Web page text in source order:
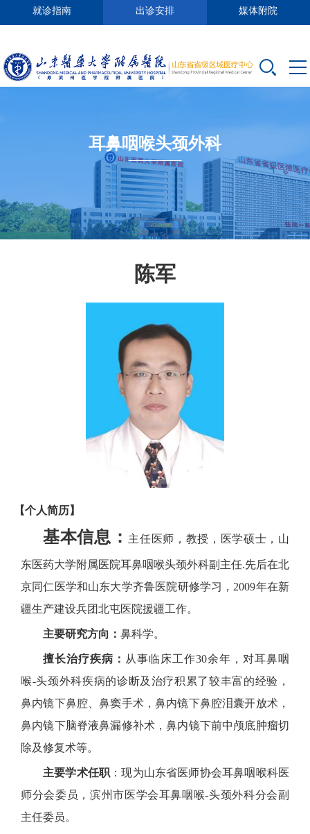
就诊指南 出诊安排 媒体附院
耳鼻咽喉头颈外科
陈军
【个人简历】
基本信息： 主任医师，教授，医学硕士，山
东医药大学附属医院耳鼻咽喉头颈外科副主任.先后在北
京同仁医学和山东大学齐鲁医院研修学习，2009年在新
疆生产建设兵团北屯医院援疆工作。
主要研究方向： 鼻科学。
擅长治疗疾病： 从事临床工作30余年，对耳鼻咽
喉-头颈外科疾病的诊断及治疗积累了较丰富的经验，
鼻内镜下鼻腔、鼻窦手术，鼻内镜下鼻腔泪囊开放术，
鼻内镜下脑脊液鼻漏修补术，鼻内镜下前中颅底肿瘤切
除及修复术等。
主要学术任职 ：现为山东省医师协会耳鼻咽喉科医
师分会委员，滨州市医学会耳鼻咽喉-头颈外科分会副
主任委员。